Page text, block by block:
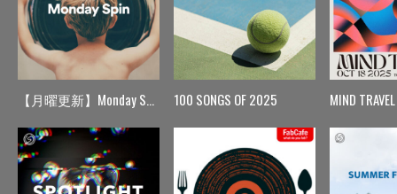
【月曜更新】Monday Spin 100 SONGS OF 2025 MIND TRAVEL